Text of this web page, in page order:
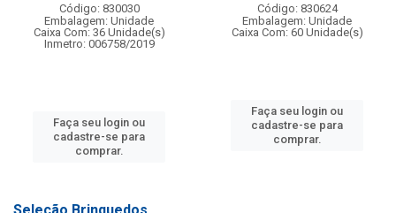
Código: 830030
Embalagem: Unidade
Caixa Com: 36 Unidade(s)
Inmetro: 006758/2019
Faça seu login ou
cadastre-se para
comprar.
Código: 830624
Embalagem: Unidade
Caixa Com: 60 Unidade(s)
Faça seu login ou
cadastre-se para
comprar.
Seleção Brinquedos